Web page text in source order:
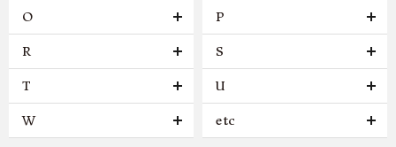
O P
R S
T U
W etc